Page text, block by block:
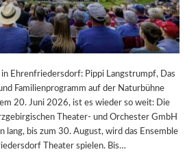
Ehrenfriedersdorf: Pippi Langstrumpf, Das
Familienprogramm auf der Naturbühne
20. Juni 2026, ist es wieder so weit: Die
Theater- und Orchester GmbH
lang, bis zum 30. August, wird das Ensemble
Theater spielen. Bis…